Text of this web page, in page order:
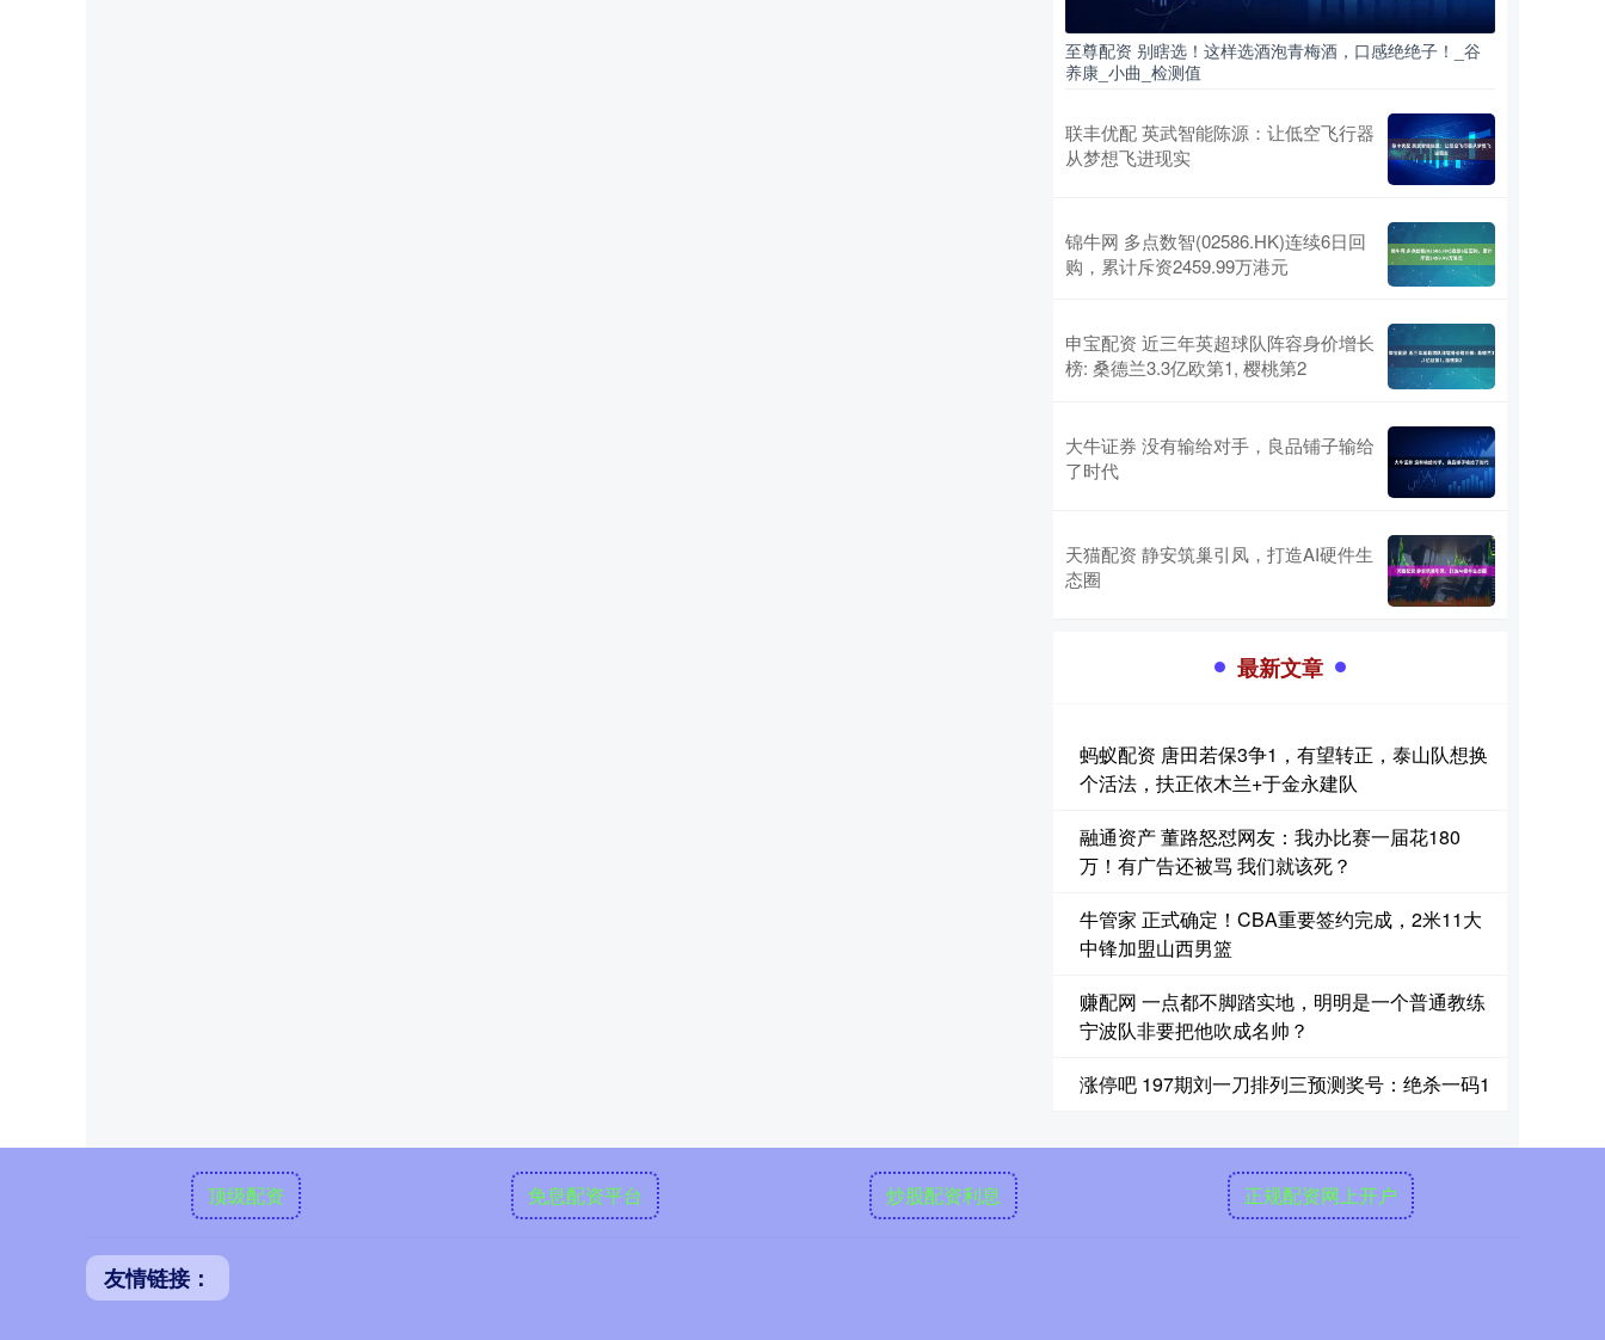
至尊配资 别瞎选！这样选酒泡青梅酒，口感绝绝子！_谷
养康_小曲_检测值
联丰优配 英武智能陈源：让低空飞行器
从梦想飞进现实
锦牛网 多点数智(02586.HK)连续6日回
购，累计斥资2459.99万港元
申宝配资 近三年英超球队阵容身价增长
榜: 桑德兰3.3亿欧第1, 樱桃第2
大牛证券 没有输给对手，良品铺子输给
了时代
天猫配资 静安筑巢引凤，打造AI硬件生
态圈
最新文章
蚂蚁配资 唐田若保3争1，有望转正，泰山队想换
个活法，扶正依木兰+于金永建队
融通资产 董路怒怼网友：我办比赛一届花180
万！有广告还被骂 我们就该死？
牛管家 正式确定！CBA重要签约完成，2米11大
中锋加盟山西男篮
赚配网 一点都不脚踏实地，明明是一个普通教练
宁波队非要把他吹成名帅？
涨停吧 197期刘一刀排列三预测奖号：绝杀一码1
顶级配资 免息配资平台 炒股配资利息 正规配资网上开户
友情链接：